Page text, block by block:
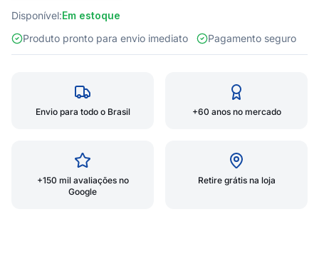
Disponível:Em estoque
Produto pronto para envio imediato
Pagamento seguro
Envio para todo o Brasil +60 anos no mercado
+150 mil avaliações no
Google
Retire grátis na loja